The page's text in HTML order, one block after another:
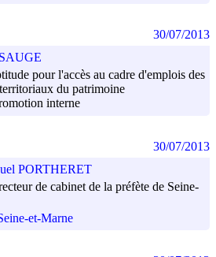
pour l'accès au cadre d'emplois des
du patrimoine
interne
30/07/2013
PORTHERET
de cabinet de la préfète de Seine-
et-Marne
30/07/2013